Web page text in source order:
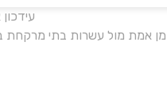
אמת מול עשרות בתי מרקחת